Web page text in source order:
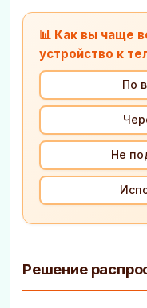
📊 Как вы чаще
устройство к
По
Не
Решение